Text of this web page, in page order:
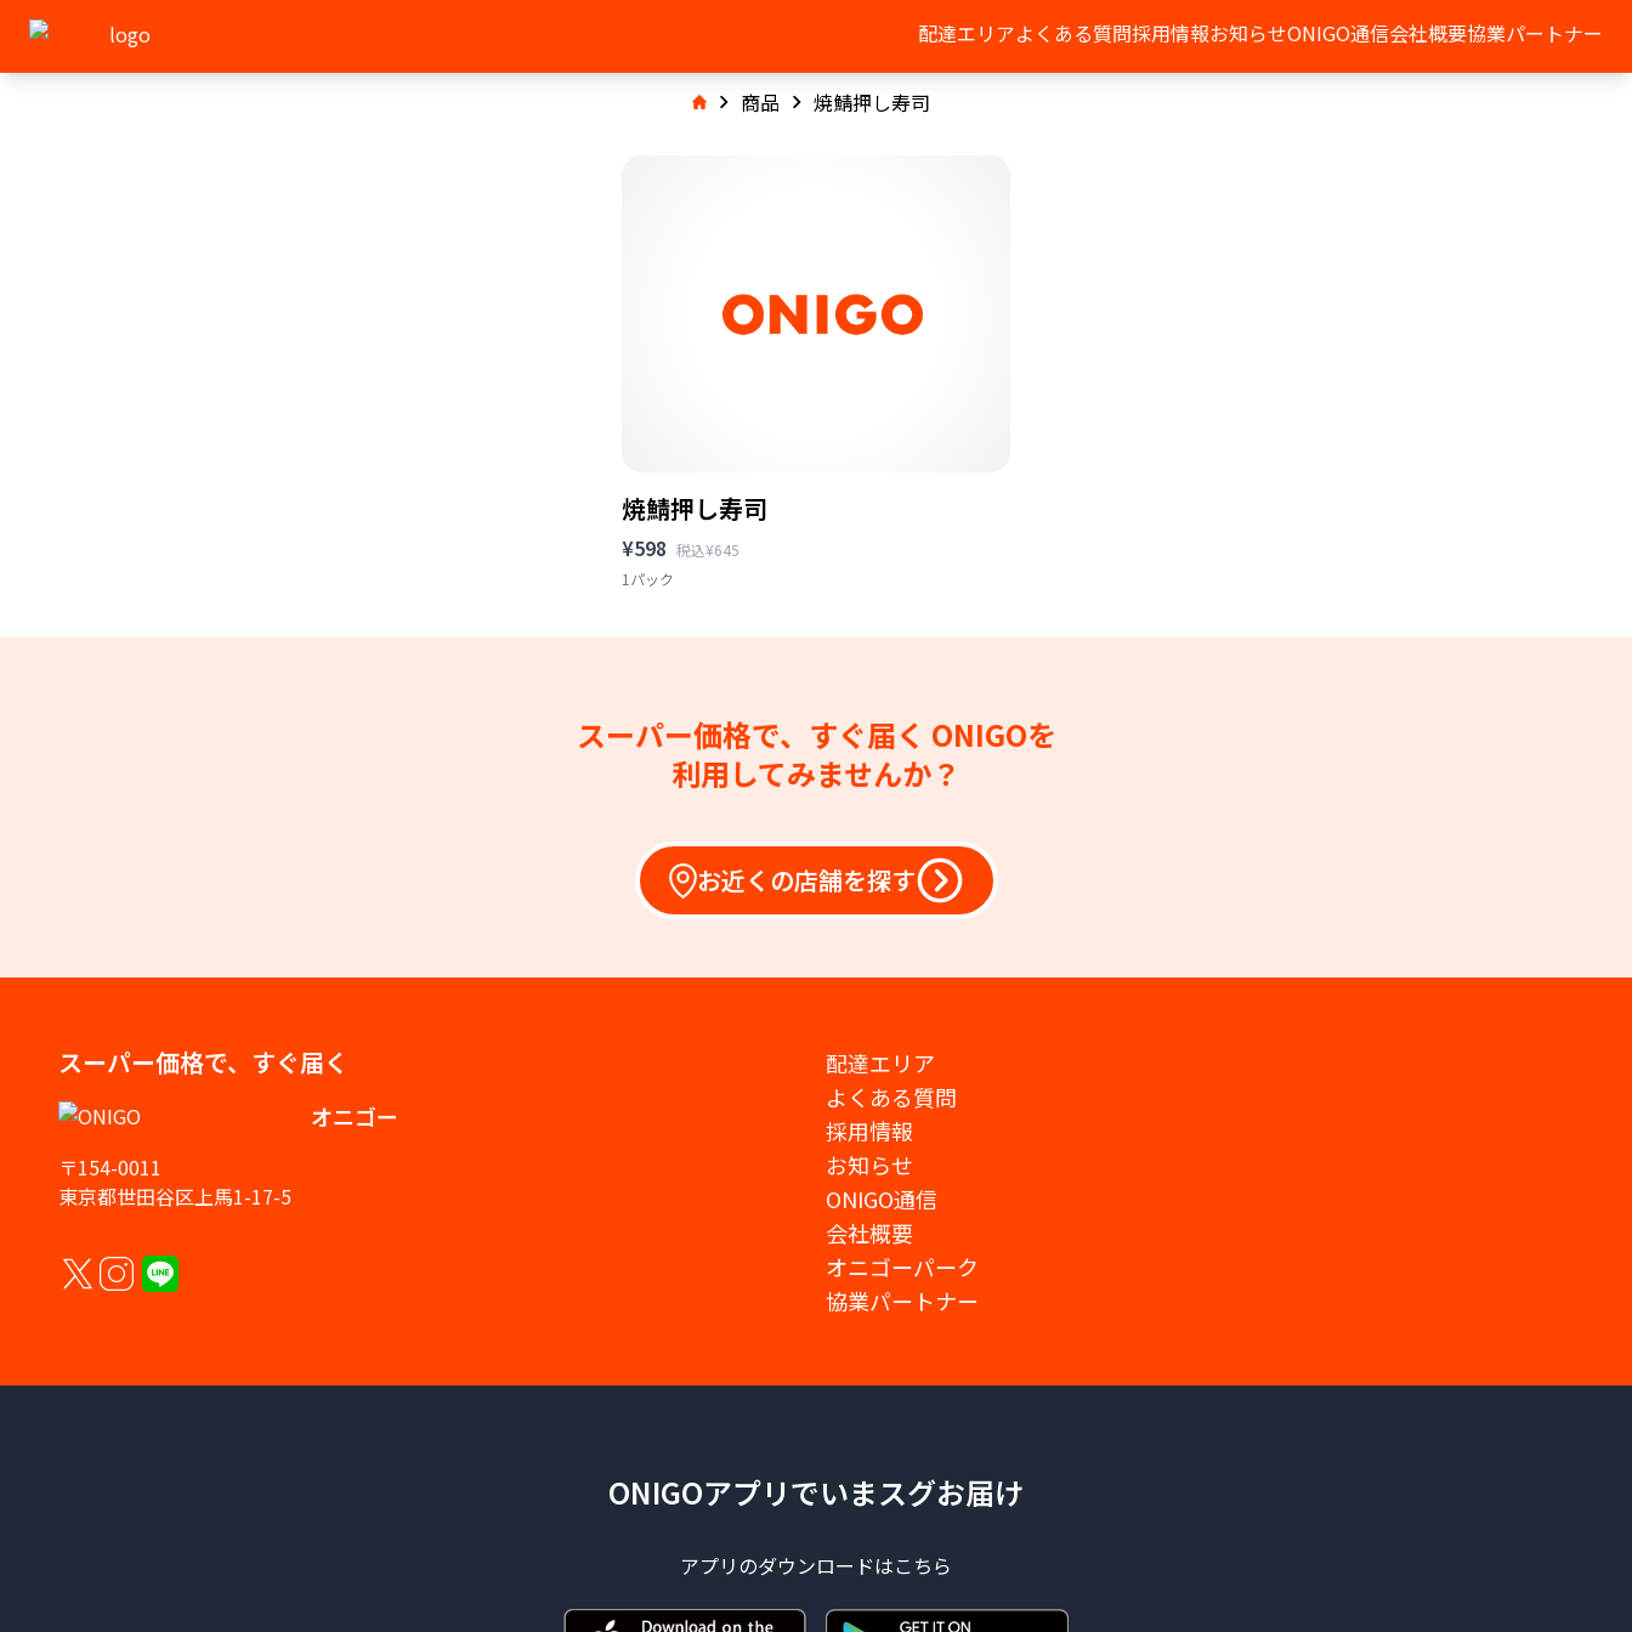
配達エリアよくある質問採用情報お知らせONIGO通信会社概要協業パートナー
商品 焼鯖押し寿司
焼鯖押し寿司
¥598 税込¥645
1パック
スーパー価格で、すぐ届く ONIGOを
利用してみませんか？
お近くの店舗を探す
スーパー価格で、すぐ届く
オニゴー
〒154-0011
東京都世田谷区上馬1-17-5
配達エリア
よくある質問
採用情報
お知らせ
ONIGO通信
会社概要
オニゴーパーク
協業パートナー
ONIGOアプリでいまスグお届け
アプリのダウンロードはこちら